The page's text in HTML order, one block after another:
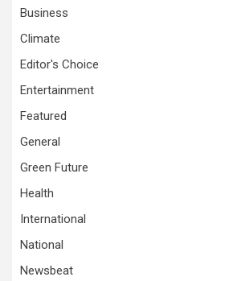
Business
Climate
Editor's Choice
Entertainment
Featured
General
Green Future
Health
International
National
Newsbeat